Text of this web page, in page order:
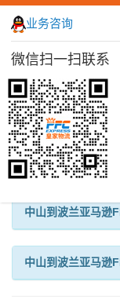
中山到波兰亚马逊
中山到波兰亚马逊
中山到波兰亚马逊
中山到波兰亚马逊
中山到波兰亚马逊
业务咨询
微信扫一扫联系